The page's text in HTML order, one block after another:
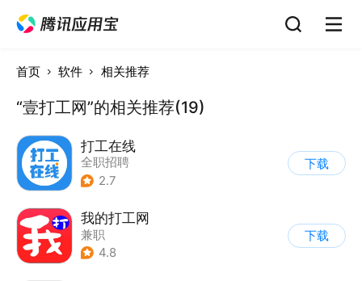
首页 软件 相关推荐
“壹打工网”的相关推荐(19)
打工在线
全职招聘
2.7
下载
我的打工网
兼职
4.8
下载